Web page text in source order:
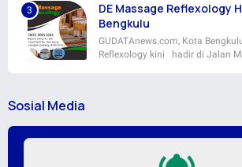
DE Massage Reflexology
Bengkulu
GUDATAnews.com, Kota
Reflexology kini hadir di Jalan
Sosial Media